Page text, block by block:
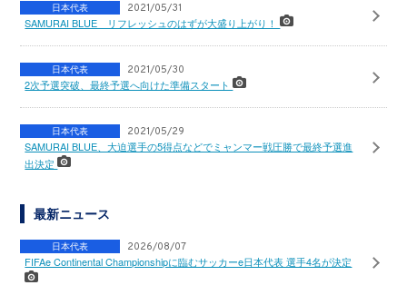
日本代表 2021/05/31
SAMURAI BLUE リフレッシュのはずが大盛り上がり！
日本代表 2021/05/30
2次予選突破、最終予選へ向けた準備スタート
日本代表 2021/05/29
SAMURAI BLUE、大迫選手の5得点などでミャンマー戦圧勝で最終予選進
出決定
最新ニュース
日本代表 2026/08/07
FIFAe Continental Championshipに臨むサッカーe日本代表 選手4名が決定